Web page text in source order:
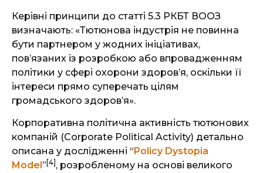
Керівні принципи до статті 5.3 РКБТ ВООЗ
визначають: «Тютюнова індустрія не повинна
бути партнером у жодних ініціативах,
пов’язаних із розробкою або впровадженням
політики у сфері охорони здоров’я, оскільки її
інтереси прямо суперечать цілям
громадського здоров’я».
Корпоративна політична активність тютюнових
компаній (Corporate Political Activity) детально
описана у дослідженні “Policy Dystopia
Model” [4] , розробленому на основі великого